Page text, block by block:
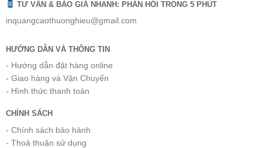
TƯ VẤN & BÁO GIÁ NHANH: PHẢN HỒI TRONG 5 PHÚT
inquangcaothuonghieu@gmail.com
HƯỚNG DẪN VÀ THÔNG TIN
- Hướng dẫn đặt hàng online
- Giao hàng và Vận Chuyển
- Hình thức thanh toán
CHÍNH SÁCH
- Chính sách bảo hành
- Thoả thuận sử dụng